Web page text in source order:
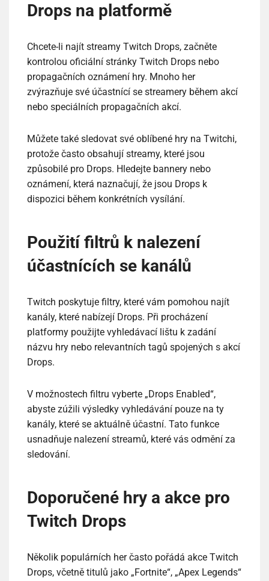
Drops na platformě
Chcete-li najít streamy Twitch Drops, začněte
kontrolou oficiální stránky Twitch Drops nebo
propagačních oznámení hry. Mnoho her
zvýrazňuje své účastnící se streamery během akcí
nebo speciálních propagačních akcí.
Můžete také sledovat své oblíbené hry na Twitchi,
protože často obsahují streamy, které jsou
způsobilé pro Drops. Hledejte bannery nebo
oznámení, která naznačují, že jsou Drops k
dispozici během konkrétních vysílání.
Použití filtrů k nalezení
účastnících se kanálů
Twitch poskytuje filtry, které vám pomohou najít
kanály, které nabízejí Drops. Při procházení
platformy použijte vyhledávací lištu k zadání
názvu hry nebo relevantních tagů spojených s akcí
Drops.
V možnostech filtru vyberte „Drops Enabled“,
abyste zúžili výsledky vyhledávání pouze na ty
kanály, které se aktuálně účastní. Tato funkce
usnadňuje nalezení streamů, které vás odmění za
sledování.
Doporučené hry a akce pro
Twitch Drops
Několik populárních her často pořádá akce Twitch
Drops, včetně titulů jako „Fortnite“, „Apex Legends“